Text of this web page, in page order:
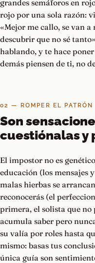
grandes semáforos en
rojo por una sola razón:
«Mejor me callo, se van
descubrir que no sé
hablando, y te hace
demás piensen de ti, no
02 — ROMPER EL PATRÓN
Son
cuestiónalas y
El impostor no es
educación (los mensajes
malas hierbas se
reconocerás (el
primera, el solista que no
acumula saber pero
su valía por roles hasta
mismo: basas tus
única guía son